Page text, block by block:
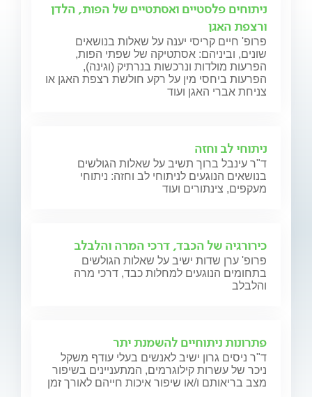
ניתוחים פלסטיים ואסתטיים של הפות, הלדן
ורצפת האגן
פרופ' חיים קריסי יענה על שאלות בנושאים
שונים, וביניהם: אסתטיקה של שפתי הפות,
הפרעות מולדות ונרכשות בנרתיק (וגינה),
הפרעות ביחסי מין על רקע חולשת רצפת האגן או
צניחת אברי האגן ועוד
ניתוחי לב וחזה
ד"ר עינבל ברוך תשיב על שאלות הגולשים
בנושאים הנוגעים לניתוחי לב וחזה: ניתוחי
מעקפים, צינתורים ועוד
כירורגיה של הכבד, דרכי המרה והלבלב
פרופ' ערן שדות ישיב על שאלות הגולשים
בתחומים הנוגעים למחלות כבד, דרכי מרה
והלבלב
פתרונות ניתוחיים להשמנת יתר
ד"ר ניסים גרון ישיב לאנשים בעלי עודף משקל
ניכר של עשרות קילוגרמים, המתעניינים בשיפור
מצב בריאותם ו/או שיפור איכות חייהם לאורך זמן